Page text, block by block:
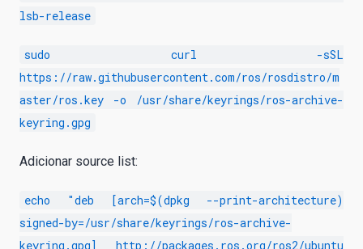
lsb-release
sudo curl -sSL
https://raw.githubusercontent.com/ros/rosdistro/m
aster/ros.key -o /usr/share/keyrings/ros-archive-
keyring.gpg
Adicionar source list:
echo "deb [arch=$(dpkg --print-architecture)
signed-by=/usr/share/keyrings/ros-archive-
keyring.gpg] http://packages.ros.org/ros2/ubuntu